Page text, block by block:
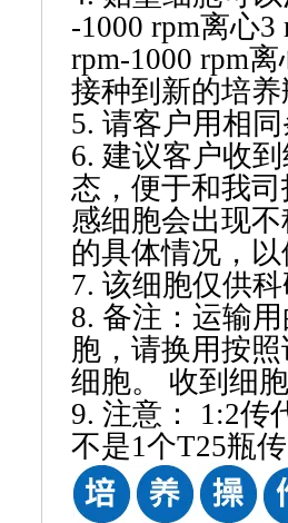
-1000 rpm离心
rpm-1000 rpm
接种到新的培
5. 请客户用相
6. 建议客户收
态，便于和我
感细胞会出现
的具体情况，
7. 该细胞仅供
8. 备注：运输
胞，请换用按
细胞。 收到细
9. 注意： 1:2传
不是1个T25瓶